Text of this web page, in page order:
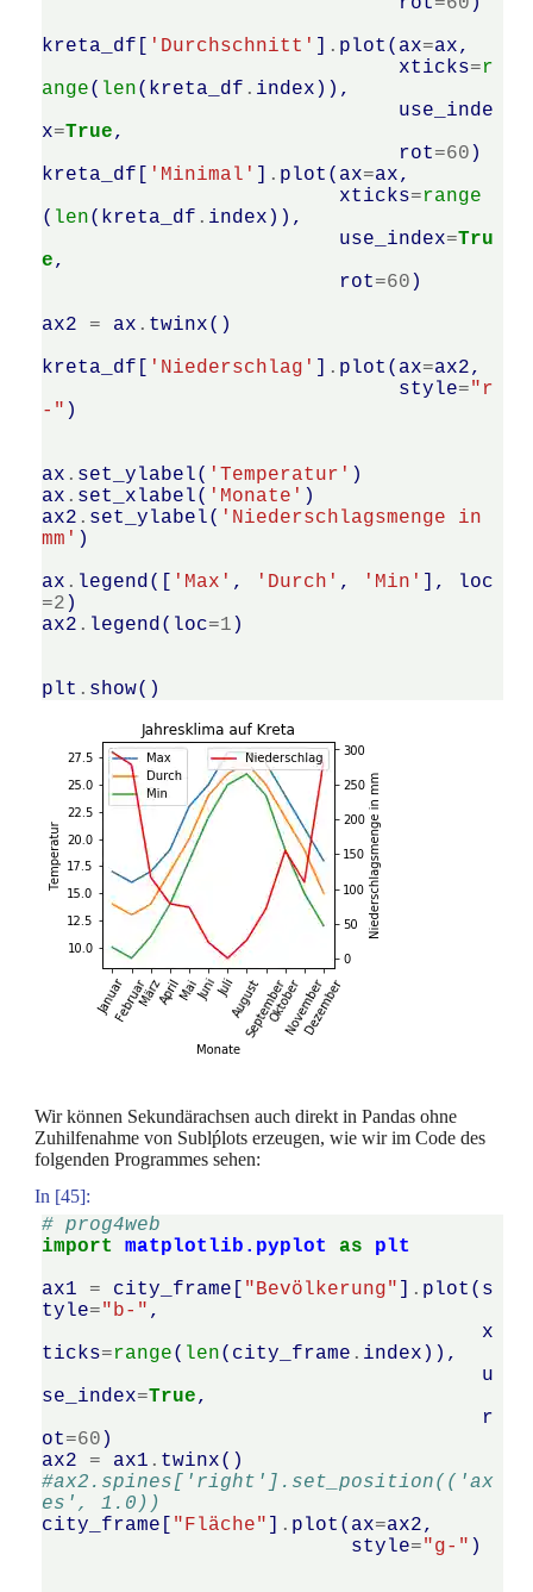
kreta_df
'Durchschnitt' . plot ( ax=ax,
xticks=r
ange( len( kreta_df . index )),
use_inde
x=True,
rot=60 )
kreta_df
'Minimal' . plot ( ax=ax,
xticks=range
( len( kreta_df . index )),
use_index=Tru
e,
rot=60 )
ax2
= ax . twinx()
kreta_df
'Niederschlag' . plot ( ax=ax2,
style="r
-" )
ax . set_ylabel( 'Temperatur' )
ax . set_xlabel( 'Monate' )
ax2 . set_ylabel( 'Niederschlagsmenge in
mm' )
ax . legend([ 'Max' , 'Durch' , 'Min' ],
loc
=2 )
ax2 . legend( loc=1 )
plt . show()
Wir können Sekundärachsen auch direkt in Pandas ohne
Zuhilfenahme von Sublṕlots erzeugen, wie wir im Code des
folgenden Programmes sehen:
In [45]:
# prog4web
import
matplotlib.pyplot as
plt
ax1
= city_frame "Bevölkerung" . plot ( s
tyle="b-" ,
x
ticks=range( len( city_frame . index )),
u
se_index=True,
r
ot=60 )
ax2
= ax1 . twinx()
#ax2.spines['right'].set_position(('ax
es', 1.0))
city_frame
"Fläche" . plot ( ax=ax2,
style="g-" )